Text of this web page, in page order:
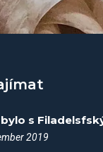
2019